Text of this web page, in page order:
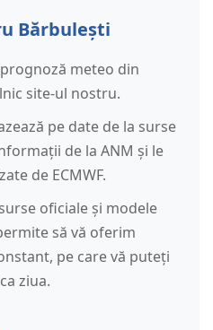
Bărbulești
meteo din
site-ul nostru.
pe date de la surse
de la ANM și le
de ECMWF.
oficiale și modele
să vă oferim
pe care vă puteți
ziua.